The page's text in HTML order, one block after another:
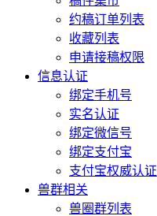
约稿订单列表
收藏列表
申请接稿权限
信息认证
绑定手机号
实名认证
绑定微信号
绑定支付宝
支付宝权威认证
兽群相关
兽圈群列表